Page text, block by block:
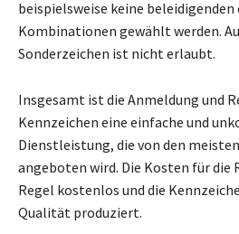
beispielsweise keine
Kombinationen gewählt werden.
Sonderzeichen ist nicht erlaubt.
Insgesamt ist die Anmeldung und
Kennzeichen eine einfache und
Dienstleistung, die von den
angeboten wird. Die Kosten für die
Regel kostenlos und die
Qualität produziert.